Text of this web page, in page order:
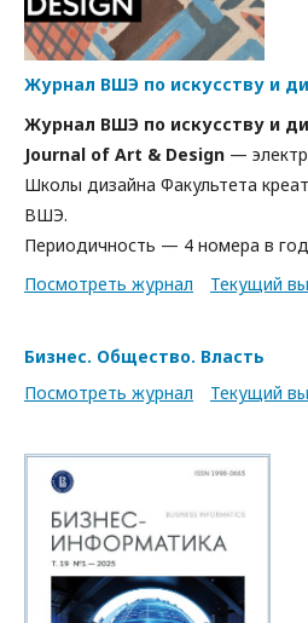
Журнал ВШЭ по искусству и
Журнал ВШЭ по искусству и
Journal of Art & Design —
Школы дизайна Факультета
ВШЭ.
Периодичность — 4 номера в
Посмотреть журнал
Текущий
Бизнес. Общество. Власть
Посмотреть журнал
Текущий